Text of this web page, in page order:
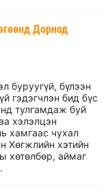
Дорнод
буруугүй, бүлээн
гэдэгчлэн бид бүс
тулгамдаж буй
хэлэлцэн
хамгаас чухал
Хөгжлийн хэтийн
хөтөлбөр, аймаг